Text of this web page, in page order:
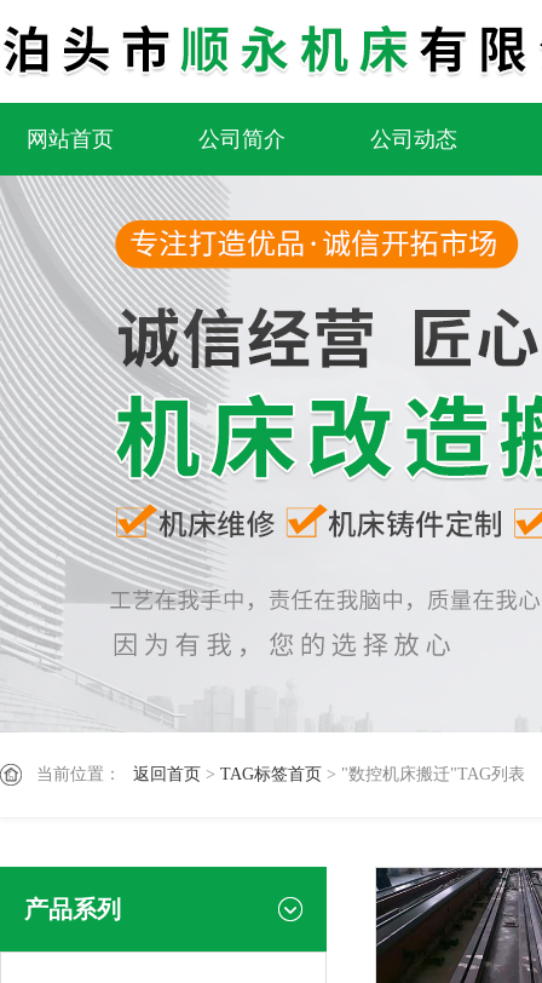
网站首页 公司简介 公司动态
当前位置： 返回首页 > TAG标签首页 > "数控机床搬迁"TAG列表
产品系列